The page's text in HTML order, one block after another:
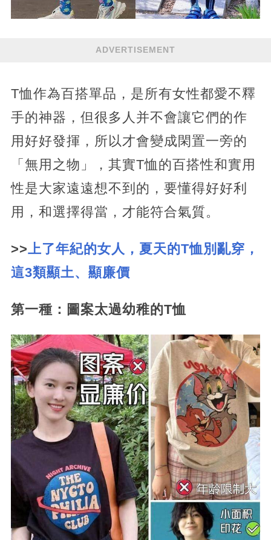
ADVERTISEMENT
T恤作為百搭單品，是所有女性都愛不釋
手的神器，但很多人并不會讓它們的作
用好好發揮，所以才會變成閑置一旁的
「無用之物」，其實T恤的百搭性和實用
性是大家遠遠想不到的，要懂得好好利
用，和選擇得當，才能符合氣質。
>>上了年紀的女人，夏天的T恤別亂穿，
這3類顯土、顯廉價
第一種：圖案太過幼稚的T恤